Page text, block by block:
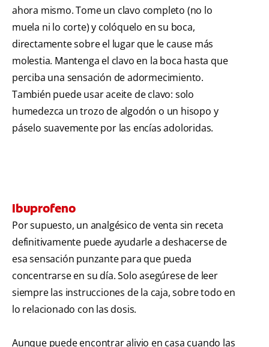
ahora mismo. Tome un clavo completo (no lo
muela ni lo corte) y colóquelo en su boca,
directamente sobre el lugar que le cause más
molestia. Mantenga el clavo en la boca hasta que
perciba una sensación de adormecimiento.
También puede usar aceite de clavo: solo
humedezca un trozo de algodón o un hisopo y
páselo suavemente por las encías adoloridas.
Ibuprofeno
Por supuesto, un analgésico de venta sin receta
definitivamente puede ayudarle a deshacerse de
esa sensación punzante para que pueda
concentrarse en su día. Solo asegúrese de leer
siempre las instrucciones de la caja, sobre todo en
lo relacionado con las dosis.
Aunque puede encontrar alivio en casa cuando las